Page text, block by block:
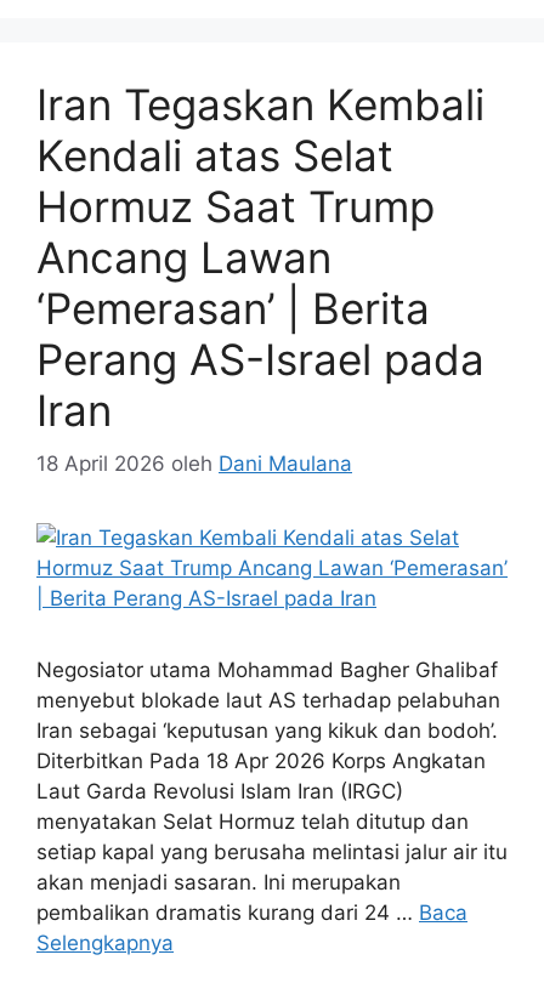
Iran Tegaskan Kembali
Kendali atas Selat
Hormuz Saat Trump
Ancang Lawan
‘Pemerasan’ | Berita
Perang AS-Israel pada
Iran
18 April 2026 oleh Dani Maulana
Negosiator utama Mohammad Bagher Ghalibaf
menyebut blokade laut AS terhadap pelabuhan
Iran sebagai ‘keputusan yang kikuk dan bodoh’.
Diterbitkan Pada 18 Apr 2026 Korps Angkatan
Laut Garda Revolusi Islam Iran (IRGC)
menyatakan Selat Hormuz telah ditutup dan
setiap kapal yang berusaha melintasi jalur air itu
akan menjadi sasaran. Ini merupakan
pembalikan dramatis kurang dari 24 … Baca
Selengkapnya